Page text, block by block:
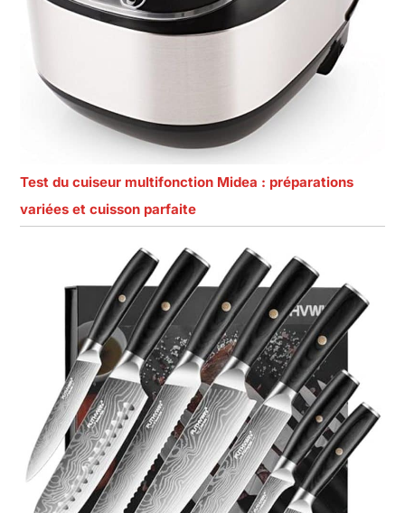
Test du cuiseur multifonction Midea : préparations
variées et cuisson parfaite